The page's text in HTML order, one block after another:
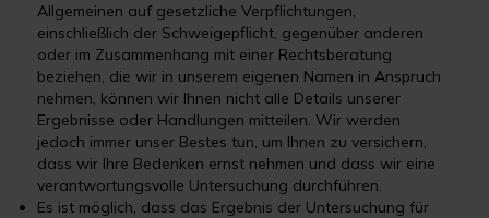
Allgemeinen auf gesetzliche Verpflichtungen,
einschließlich der Schweigepflicht, gegenüber anderen
oder im Zusammenhang mit einer Rechtsberatung
beziehen, die wir in unserem eigenen Namen in Anspruch
nehmen, können wir Ihnen nicht alle Details unserer
Ergebnisse oder Handlungen mitteilen. Wir werden
jedoch immer unser Bestes tun, um Ihnen zu versichern,
dass wir Ihre Bedenken ernst nehmen und dass wir eine
verantwortungsvolle Untersuchung durchführen.
Es ist möglich, dass das Ergebnis der Untersuchung für